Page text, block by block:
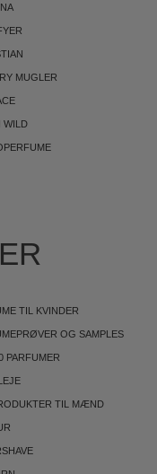
MUGLER
WILD
TIL KVINDER
OG SAMPLES
PARFUMER
TIL MÆND